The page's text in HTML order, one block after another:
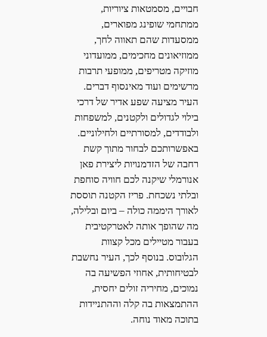
חבויים, מסמטאות ציוריות,
ממתחמי שופינג מפוארים,
ממסעדות שהם תאווה לחך,
ממוזיאונים מחכימים, ממועדוני
מוזיקה מטריפים, ממופעי תרבות
מרשימים ועוד מאינסוף דברים.
העיר מציעה שפע אדיר של דרכי
בילוי לגדולים ולקטנים, למשפחות
ולבודדים, למסורתיים ולחילוניים.
באפשרותכם לבחור מתוך קשת
רחבה של הזדמנויות ליצירת פאן
אנורמלי שיקנה לכם חוויה סוחפת
ובלתי נשכחת. פריז הקטנה תוססת
לאורך היממה כולה – ביום ובלילה,
מה שהופך אותה לאטרקטיבית
בעבור מטיילים מכל קצוות
הגלובוס. בנוסף לכך, העיר נחשבת
לבטיחותית, אחוזי הפשיעה בה
נמוכים, מחיריה זולים יחסית,
ההתמצאות בה קלה וההתניידות
בתוכה מאוד נוחה.